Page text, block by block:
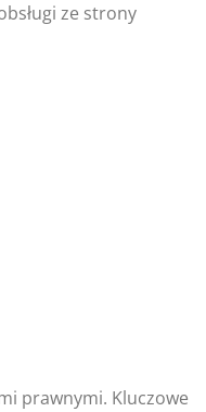
ze strony
prawnymi. Kluczowe